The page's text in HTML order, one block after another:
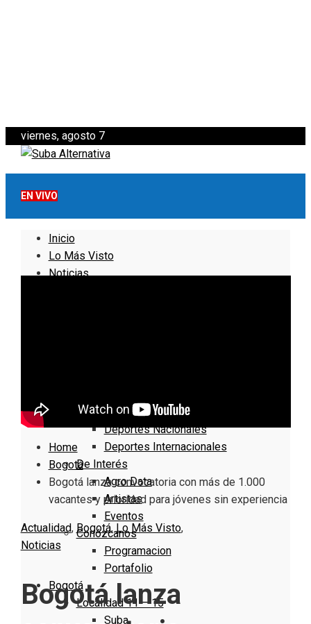
viernes, agosto 7
EN VIVO
Inicio
Lo Más Visto
Noticias
Deportes Locales
Deportes Nacionales
Deportes Internacionales
De Interés
Agro Data
Artistas
Eventos
Conózcanos
Programacion
Portafolio
Bogotá
Localidad 11 – 15
Suba
Home
Bogotá
Bogotá lanza convocatoria con más de 1.000
vacantes y prioridad para jóvenes sin experiencia
Actualidad, Bogotá, Lo Más Visto,
Noticias
Bogotá lanza